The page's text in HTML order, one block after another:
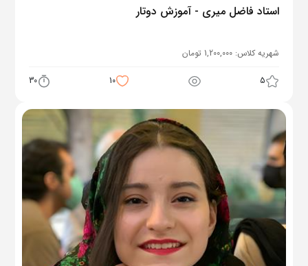
استاد فاضل میری - آموزش دوتار
شهریه کلاس: 1,200,000 تومان
5
10
30